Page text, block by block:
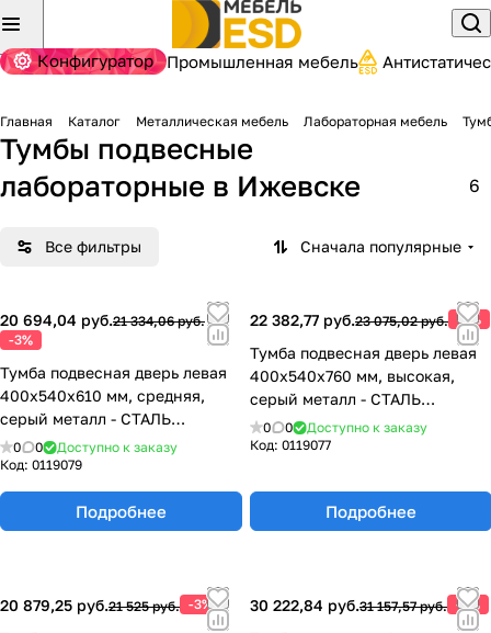
Конфигуратор Промышленная мебель
Главная Каталог Металлическая мебель Лабораторная мебель
Тумбы подвесные
лабораторные в Ижевске 6
Все фильтры Сначала популярные
20 694,04 руб.21 334,06 руб.
-3%
Тумба подвесная дверь левая
400х540х610 мм, средняя,
серый металл - СТАЛЬ
77.0491.10.10.01
0 0
Доступно к заказу
Код: 0119079
Подробнее
22 382,77 руб.23 075,02 руб. -3%
Тумба подвесная дверь левая
400х540х760 мм, высокая,
серый металл - СТАЛЬ
77.0491.10.10.02
0 0
Доступно к заказу
Код: 0119077
Подробнее
20 879,25 руб.21 525 руб. -3% 30 222,84 руб.31 157,57 руб. -3%